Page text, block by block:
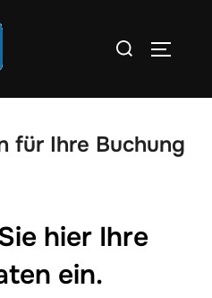
Suchen
für Ihre Buchung
hier Ihre
ein.